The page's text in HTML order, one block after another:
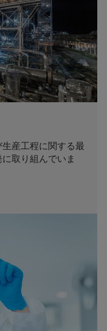
産工程に関する最
取り組んでいま